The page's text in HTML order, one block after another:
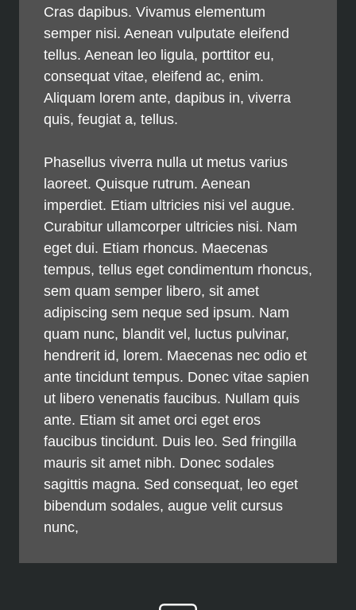
Cras dapibus. Vivamus elementum
semper nisi. Aenean vulputate eleifend
tellus. Aenean leo ligula, porttitor eu,
consequat vitae, eleifend ac, enim.
Aliquam lorem ante, dapibus in, viverra
quis, feugiat a, tellus.
Phasellus viverra nulla ut metus varius
laoreet. Quisque rutrum. Aenean
imperdiet. Etiam ultricies nisi vel augue.
Curabitur ullamcorper ultricies nisi. Nam
eget dui. Etiam rhoncus. Maecenas
tempus, tellus eget condimentum rhoncus,
sem quam semper libero, sit amet
adipiscing sem neque sed ipsum. Nam
quam nunc, blandit vel, luctus pulvinar,
hendrerit id, lorem. Maecenas nec odio et
ante tincidunt tempus. Donec vitae sapien
ut libero venenatis faucibus. Nullam quis
ante. Etiam sit amet orci eget eros
faucibus tincidunt. Duis leo. Sed fringilla
mauris sit amet nibh. Donec sodales
sagittis magna. Sed consequat, leo eget
bibendum sodales, augue velit cursus
nunc,